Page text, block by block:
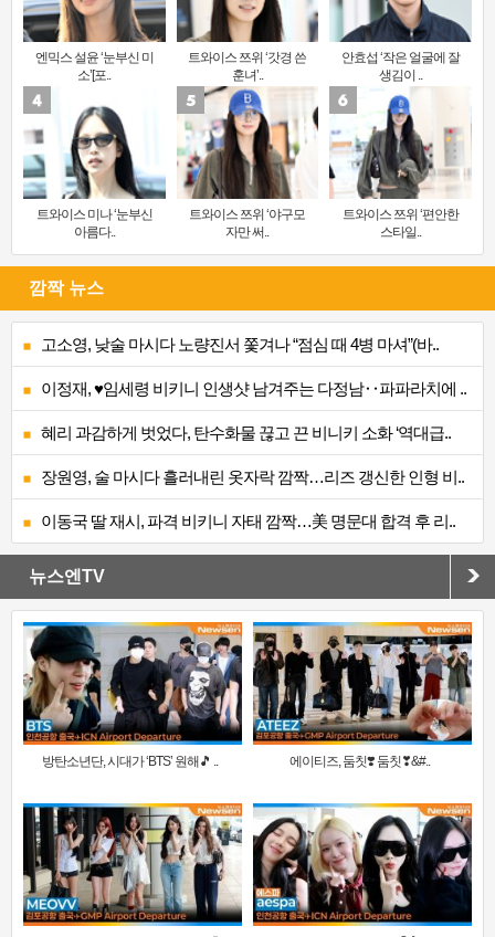
엔믹스 설윤 ‘눈부신 미
소’[포..
트와이스 쯔위 ‘갓경 쓴
훈녀’..
안효섭 ‘작은 얼굴에 잘
생김이 ..
트와이스 미나 ‘눈부신
아름다..
트와이스 쯔위 ‘야구모
자만 써..
트와이스 쯔위 ‘편안한
스타일..
깜짝 뉴스
고소영, 낮술 마시다 노량진서 쫓겨나 “점심 때 4병 마셔”(바..
이정재, ♥임세령 비키니 인생샷 남겨주는 다정남‥파파라치에 ..
혜리 과감하게 벗었다, 탄수화물 끊고 끈 비니키 소화 ‘역대급..
장원영, 술 마시다 흘러내린 옷자락 깜짝…리즈 갱신한 인형 비..
이동국 딸 재시, 파격 비키니 자태 깜짝…美 명문대 합격 후 리..
뉴스엔TV
방탄소년단, 시대가 ‘BTS’ 원해🎵 .. 에이티즈, 둠칫❣️ 둠칫❣&#..